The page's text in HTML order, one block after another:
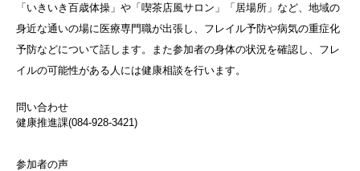
「いきいき百歳体操」や「喫茶店風サロン」「居場所」など、地域の
身近な通いの場に医療専門職が出張し、フレイル予防や病気の重症化
予防などについて話します。また参加者の身体の状況を確認し、フレ
イルの可能性がある人には健康相談を行います。
問い合わせ
健康推進課(084-928-3421)
参加者の声